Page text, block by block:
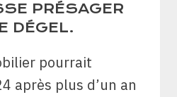
PRÉSAGER
DÉGEL.
pourrait
après plus d’un an